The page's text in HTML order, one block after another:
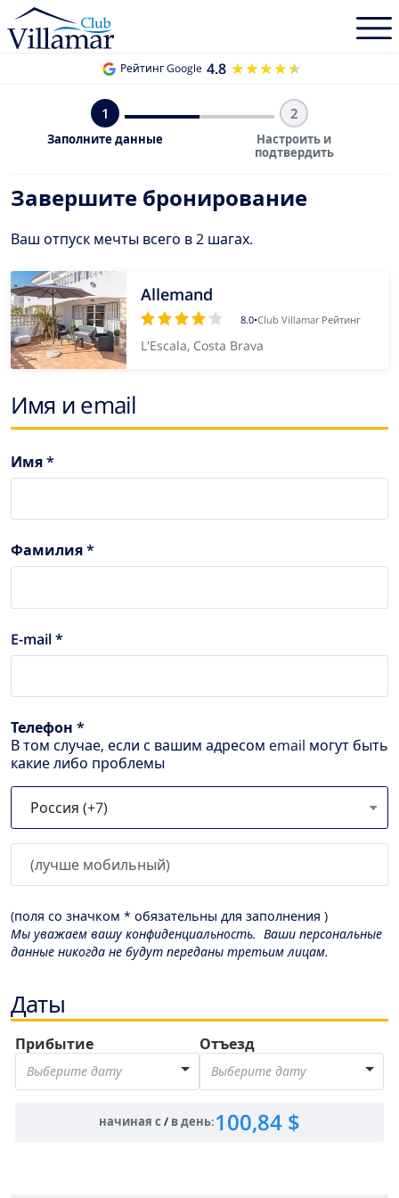
Рейтинг Google 4.8 ★★★★★
★★★★★
1
Заполните данные
2
Настроить и
подтвердить
Завершите бронирование
Ваш отпуск мечты всего в 2 шагах.
Allemand
8.0•Club Villamar Рейтинг
L'Escala, Costa Brava
Имя и email
Имя *
Фамилия *
E-mail *
Телефон *
В том случае, если с вашим адресом email могут быть
какие либо проблемы
(поля со значком * обязательны для заполнения )
Мы уважаем вашу конфиденциальность. Ваши персональные
данные никогда не будут переданы третьим лицам.
Даты
Прибытие
Выберите дату
Отъезд
Выберите дату
начиная с / в день:100,84 $